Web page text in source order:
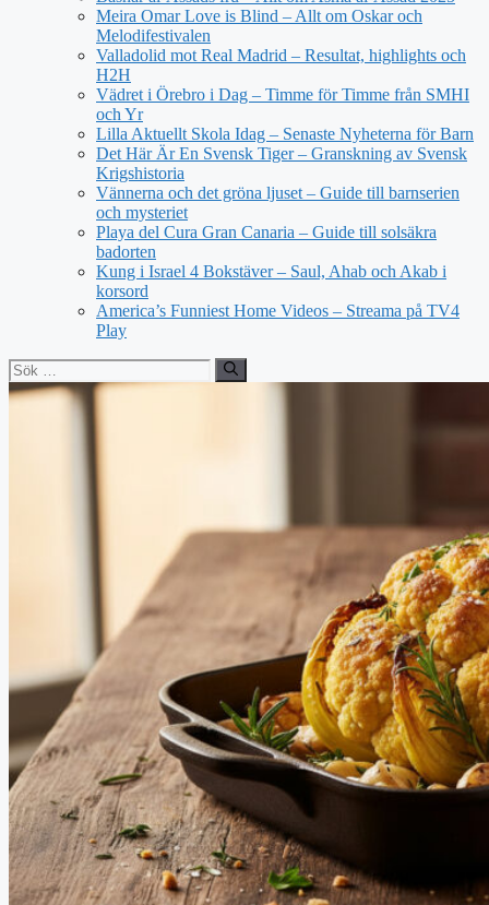
Meira Omar Love is Blind – Allt om Oskar och
Melodifestivalen
Valladolid mot Real Madrid – Resultat, highlights och
H2H
Vädret i Örebro i Dag – Timme för Timme från SMHI
och Yr
Lilla Aktuellt Skola Idag – Senaste Nyheterna för Barn
Det Här Är En Svensk Tiger – Granskning av Svensk
Krigshistoria
Vännerna och det gröna ljuset – Guide till barnserien
och mysteriet
Playa del Cura Gran Canaria – Guide till solsäkra
badorten
Kung i Israel 4 Bokstäver – Saul, Ahab och Akab i
korsord
America’s Funniest Home Videos – Streama på TV4
Play
Sök
efter: